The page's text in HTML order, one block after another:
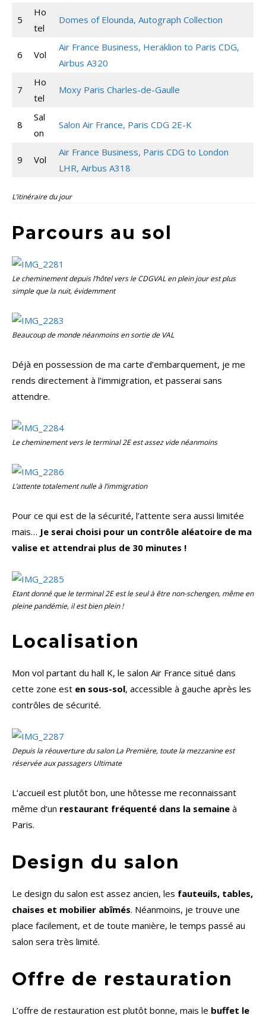
5
Ho
tel
Domes of Elounda, Autograph Collection
6 Vol
Air France Business, Heraklion to Paris CDG,
Airbus A320
7
Ho
tel
Moxy Paris Charles-de-Gaulle
8
Sal
on
Salon Air France, Paris CDG 2E-K
9 Vol
Air France Business, Paris CDG to London
LHR, Airbus A318
L’itinéraire du jour
Parcours au sol
Le cheminement depuis l’hôtel vers le CDGVAL en plein jour est plus
simple que la nuit, évidemment
Beaucoup de monde néanmoins en sortie de VAL
Déjà en possession de ma carte d’embarquement, je me
rends directement à l’immigration, et passerai sans
attendre.
Le cheminement vers le terminal 2E est assez vide néanmoins
L’attente totalement nulle à l’immigration
Pour ce qui est de la sécurité, l’attente sera aussi limitée
mais… Je serai choisi pour un contrôle aléatoire de ma
valise et attendrai plus de 30 minutes !
Etant donné que le terminal 2E est le seul à être non-schengen, même en
pleine pandémie, il est bien plein !
Localisation
Mon vol partant du hall K, le salon Air France situé dans
cette zone est en sous-sol, accessible à gauche après les
contrôles de sécurité.
Depuis la réouverture du salonLa Première, toute la mezzanine est
réservée aux passagersUltimate
L’accueil est plutôt bon, une hôtesse me reconnaissant
même d’un restaurant fréquenté dans la semaine à
Paris.
Design du salon
Le design du salon est assez ancien, les fauteuils, tables,
chaises et mobilier abîmés. Néanmoins, je trouve une
place facilement, et de toute manière, le temps passé au
salon sera très limité.
Offre de restauration
L’offre de restauration est plutôt bonne, mais le buffet le